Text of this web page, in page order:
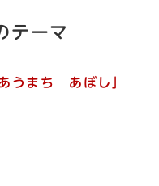
テーマ
まち あぼし」